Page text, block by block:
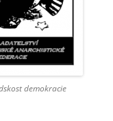
demokracie